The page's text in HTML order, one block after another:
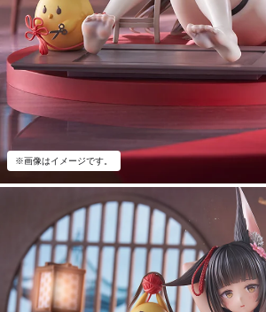
※画像はイメージです。